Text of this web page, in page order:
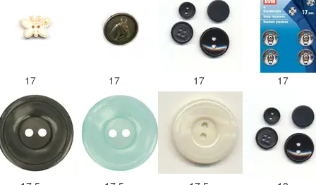
17 17 17 17